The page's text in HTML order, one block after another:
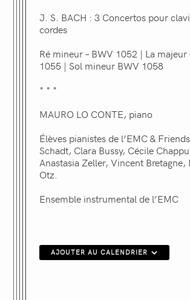
J. S. BACH : 3 Concertos pour
cordes
Ré mineur – BWV 1052 | La majeur
1055 | Sol mineur BWV 1058
* * *
MAURO LO CONTE, piano
Élèves pianistes de l’EMC &
Schadt, Clara Bussy, Cécile
Anastasia Zeller, Vincent Bretagne,
Otz.
Ensemble instrumental de l’EMC
AJOUTER AU CALENDRIER